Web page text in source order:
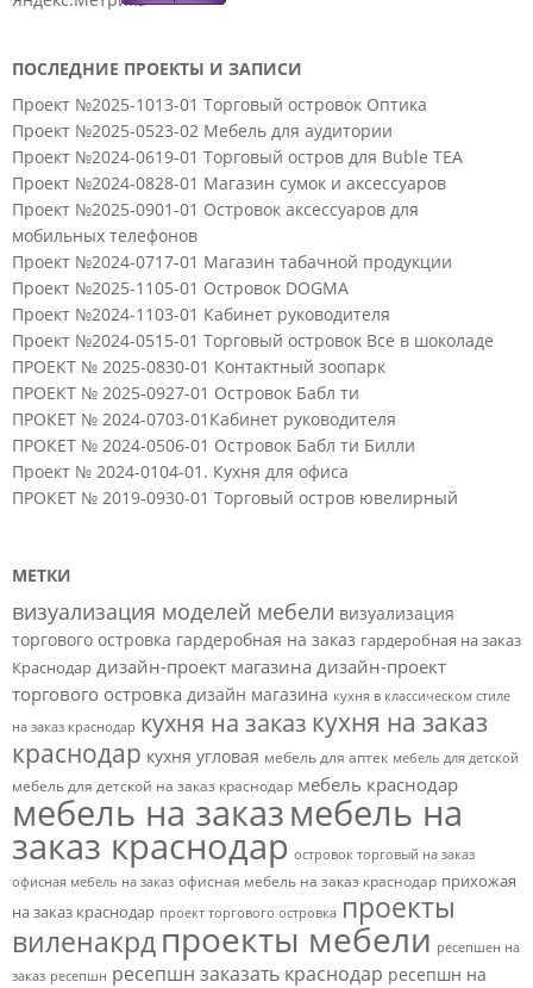
ПОСЛЕДНИЕ ПРОЕКТЫ И ЗАПИСИ
Проект №2025-1013-01 Торговый островок Оптика
Проект №2025-0523-02 Мебель для аудитории
Проект №2024-0619-01 Торговый остров для Buble TEA
Проект №2024-0828-01 Магазин сумок и аксессуаров
Проект №2025-0901-01 Островок аксессуаров для
мобильных телефонов
Проект №2024-0717-01 Магазин табачной продукции
Проект №2025-1105-01 Островок DOGMA
Проект №2024-1103-01 Кабинет руководителя
Проект №2024-0515-01 Торговый островок Все в шоколаде
ПРОЕКТ № 2025-0830-01 Контактный зоопарк
ПРОЕКТ № 2025-0927-01 Островок Бабл ти
ПРОКЕТ № 2024-0703-01Кабинет руководителя
ПРОКЕТ № 2024-0506-01 Островок Бабл ти Билли
Проект № 2024-0104-01. Кухня для офиса
ПРОКЕТ № 2019-0930-01 Торговый остров ювелирный
МЕТКИ
визуализация моделей мебели визуализация
торгового островка гардеробная на заказ гардеробная на заказ
Краснодар дизайн-проект магазина дизайн-проект
торгового островка дизайн магазина кухня в классическом стиле
на заказ краснодар кухня на заказ кухня на заказ
краснодар кухня угловая мебель для аптек мебель для детской
мебель для детской на заказ краснодар мебель краснодар
мебель на заказмебель на
заказ краснодар островок торговый на заказ
офисная мебель на заказ офисная мебель на заказ краснодар прихожая
на заказ краснодар проект торгового островка проекты
виленакрдпроекты мебели ресепшен на
заказ ресепшн ресепшн заказать краснодар ресепшн на